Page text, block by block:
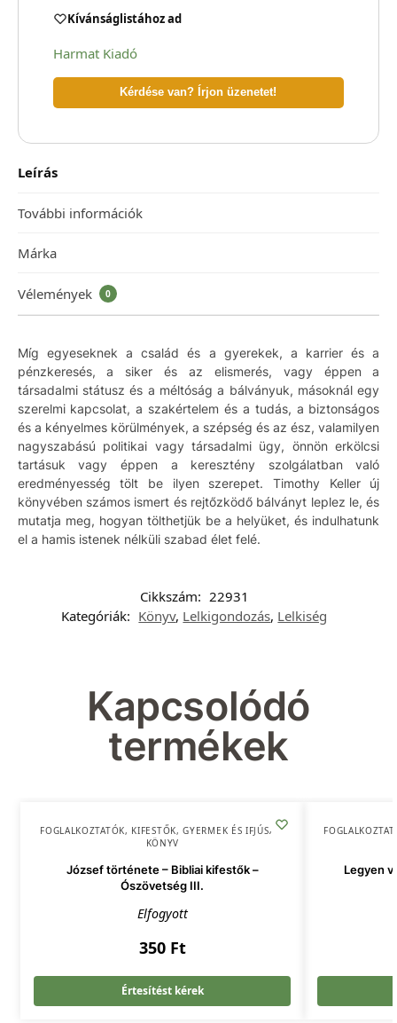
Kívánságlistához ad
Harmat Kiadó
Kérdése van? Írjon üzenetet!
Leírás
További információk
Márka
Vélemények 0
Míg egyeseknek a család és a gyerekek, a karrier és a
pénzkeresés, a siker és az elismerés, vagy éppen a
társadalmi státusz és a méltóság a bálványuk, másoknál egy
szerelmi kapcsolat, a szakértelem és a tudás, a biztonságos
és a kényelmes körülmények, a szépség és az ész, valamilyen
nagyszabású politikai vagy társadalmi ügy, önnön erkölcsi
tartásuk vagy éppen a keresztény szolgálatban való
eredményesség tölt be ilyen szerepet. Timothy Keller új
könyvében számos ismert és rejtőzködő bálványt leplez le, és
mutatja meg, hogyan tölthetjük be a helyüket, és indulhatunk
el a hamis istenek nélküli szabad élet felé.
Cikkszám: 22931
Kategóriák: Könyv, Lelkigondozás, Lelkiség
Kapcsolódó
termékek
FOGLALKOZTATÓK, KIFESTŐK,GYERMEK ÉS IFJÚSÁG,
KÖNYV
József története – Bibliai kifestők –
Ószövetség III.
Elfogyott
350 Ft
Értesítést kérek
Legyen